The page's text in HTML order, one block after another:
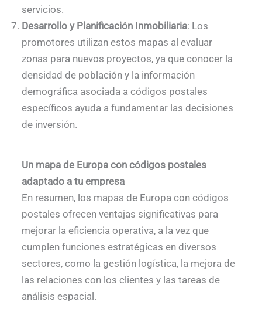
servicios.
Desarrollo y Planificación Inmobiliaria: Los
promotores utilizan estos mapas al evaluar
zonas para nuevos proyectos, ya que conocer la
densidad de población y la información
demográfica asociada a códigos postales
específicos ayuda a fundamentar las decisiones
de inversión.
Un mapa de Europa con códigos postales
adaptado a tu empresa
En resumen, los mapas de Europa con códigos
postales ofrecen ventajas significativas para
mejorar la eficiencia operativa, a la vez que
cumplen funciones estratégicas en diversos
sectores, como la gestión logística, la mejora de
las relaciones con los clientes y las tareas de
análisis espacial.